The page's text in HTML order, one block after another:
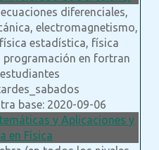
diferenciales,
electromagnetismo,
estadística, física
programación en fortran
base: 2020-09-06
y Aplicaciones y
en Física